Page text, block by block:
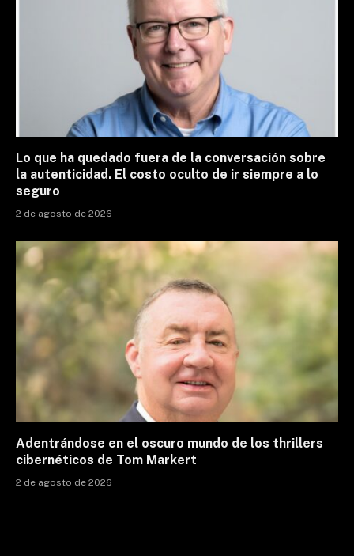
Lo que ha quedado fuera de la conversación sobre
la autenticidad. El costo oculto de ir siempre a lo
seguro
2 de agosto de 2026
Adentrándose en el oscuro mundo de los thrillers
cibernéticos de Tom Markert
2 de agosto de 2026